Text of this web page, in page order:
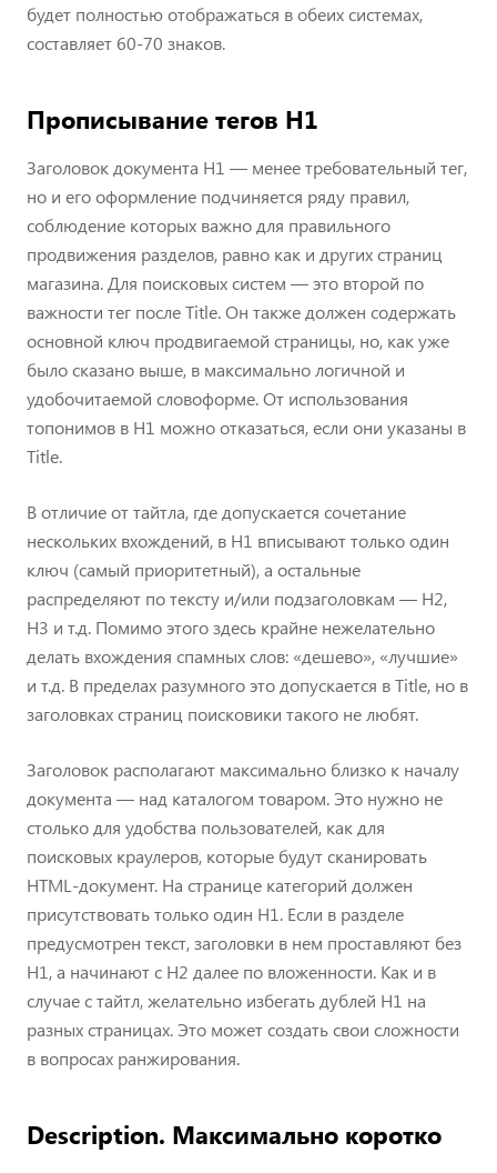
будет полностью отображаться в обеих системах,
составляет 60-70 знаков.
Прописывание тегов H1
Заголовок документа H1 — менее требовательный тег,
но и его оформление подчиняется ряду правил,
соблюдение которых важно для правильного
продвижения разделов, равно как и других страниц
магазина. Для поисковых систем — это второй по
важности тег после Title. Он также должен содержать
основной ключ продвигаемой страницы, но, как уже
было сказано выше, в максимально логичной и
удобочитаемой словоформе. От использования
топонимов в Н1 можно отказаться, если они указаны в
Title.
В отличие от тайтла, где допускается сочетание
нескольких вхождений, в H1 вписывают только один
ключ (самый приоритетный), а остальные
распределяют по тексту и/или подзаголовкам — Н2,
H3 и т.д. Помимо этого здесь крайне нежелательно
делать вхождения спамных слов: «дешево», «лучшие»
и т.д. В пределах разумного это допускается в Title, но в
заголовках страниц поисковики такого не любят.
Заголовок располагают максимально близко к началу
документа — над каталогом товаром. Это нужно не
столько для удобства пользователей, как для
поисковых краулеров, которые будут сканировать
HTML-документ. На странице категорий должен
присутствовать только один H1. Если в разделе
предусмотрен текст, заголовки в нем проставляют без
H1, а начинают с H2 далее по вложенности. Как и в
случае с тайтл, желательно избегать дублей H1 на
разных страницах. Это может создать свои сложности
в вопросах ранжирования.
Description. Максимально коротко